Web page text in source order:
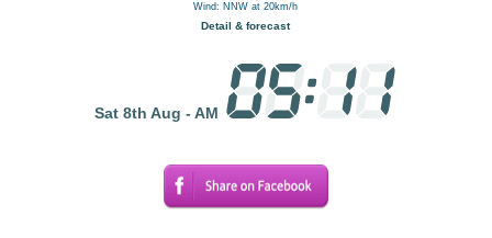
Wind: NNW at 20km/h
Detail & forecast
Sat 8th Aug - AM